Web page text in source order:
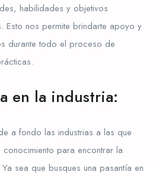
habilidades y objetivos
Esto nos permite brindarte apoyo y
durante todo el proceso de
en la industria:
a fondo las industrias a las que
conocimiento para encontrar la
sea que busques una pasantía en